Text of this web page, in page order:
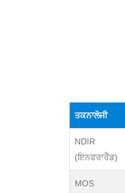
ਤਕਨਾਲੋਜੀ
NDIR
(ਇਨਫਰਾਰੈੱਡ)
MOS